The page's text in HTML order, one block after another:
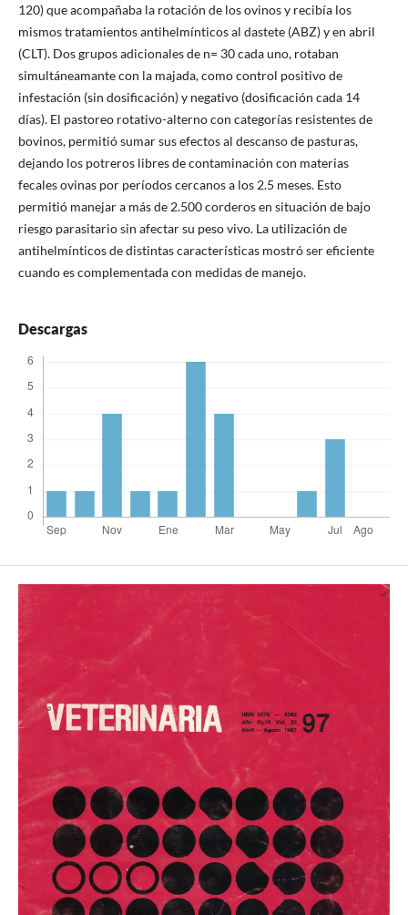
120) que acompañaba la rotación de los ovinos y recibía los
mismos tratamientos antihelmínticos al dastete (ABZ) y en abril
(CLT). Dos grupos adicionales de n= 30 cada uno, rotaban
simultáneamante con la majada, como control positivo de
infestación (sin dosificación) y negativo (dosificación cada 14
días). El pastoreo rotativo-alterno con categorías resistentes de
bovinos, permitió sumar sus efectos al descanso de pasturas,
dejando los potreros libres de contaminación con materias
fecales ovinas por períodos cercanos a los 2.5 meses. Esto
permitió manejar a más de 2.500 corderos en situación de bajo
riesgo parasitario sin afectar su peso vivo. La utilización de
antihelmínticos de distintas características mostró ser eficiente
cuando es complementada con medidas de manejo.
Descargas